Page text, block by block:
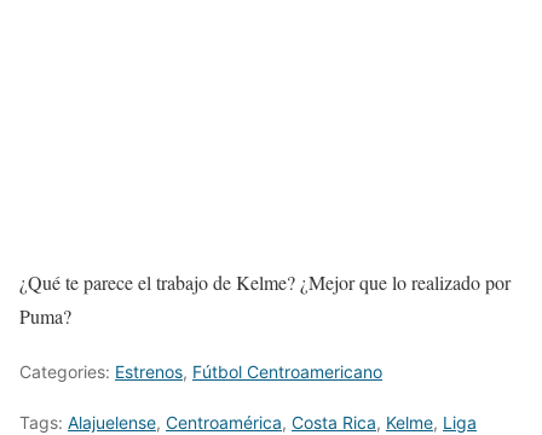
¿Qué te parece el trabajo de Kelme? ¿Mejor que lo realizado por
Puma?
Categories: Estrenos, Fútbol Centroamericano
Tags: Alajuelense, Centroamérica, Costa Rica, Kelme, Liga